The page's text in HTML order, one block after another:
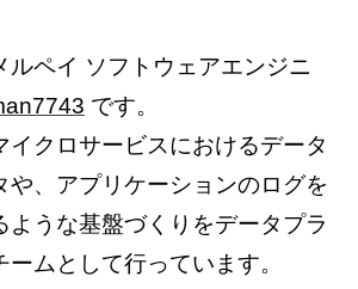
ルペイ ソフトウェアエンジニ
です。
イクロサービスにおけるデータ
や、アプリケーションのログを
ような基盤づくりをデータプラ
ームとして行っています。